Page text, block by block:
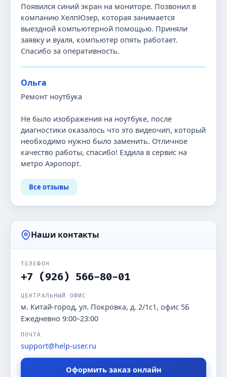
Появился синий экран на мониторе. Позвонил в
компанию ХелпЮзер, которая занимается
выездной компьютерной помощью. Приняли
заявку и вуаля, компьютер опять работает.
Спасибо за оперативность.
Ольга
Ремонт ноутбука
Не было изображения на ноутбуке, после
диагностики оказалось что это видеочип, который
необходимо нужно было заменить. Отличное
качество работы, спасибо! Ездила в сервис на
метро Аэропорт.
Все отзывы
Наши контакты
ТЕЛЕФОН
+7 (926) 566-80-01
ЦЕНТРАЛЬНЫЙ ОФИС
м. Китай-город, ул. Покровка, д. 2/1с1, офис 5Б
Ежедневно 9:00–23:00
ПОЧТА
support@help-user.ru
Оформить заказ онлайн